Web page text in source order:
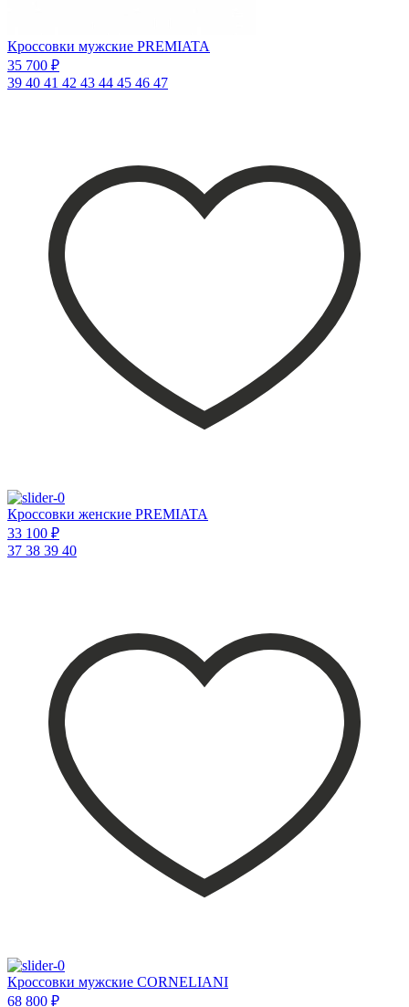
Кроссовки мужские PREMIATA
35 700 ₽
39 40 41 42 43 44 45 46 47
Кроссовки женские PREMIATA
33 100 ₽
37 38 39 40
Кроссовки мужские CORNELIANI
68 800 ₽